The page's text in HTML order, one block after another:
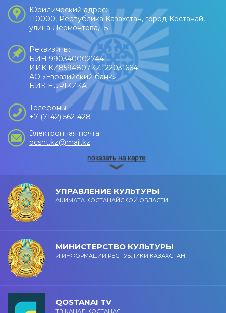
Юридический адрес:
110000, Республика Казахстан, город Костанай,
улица Лермонтова, 15
Реквизиты:
БИН 990340002744
ИИК KZ8594807KZT22031664
АО «Евразийский банк»
БИК EURIKZKA
Телефоны:
+7 (7142) 562-428
Электронная почта:
ocsnt.kz@mail.kz
УПРАВЛЕНИЕ КУЛЬТУРЫ
АКИМАТА КОСТАНАЙСКОЙ ОБЛАСТИ
МИНИСТЕРСТВО КУЛЬТУРЫ
И ИНФОРМАЦИИ РЕСПУБЛИКИ КАЗАХСТАН
QOSTANAI TV